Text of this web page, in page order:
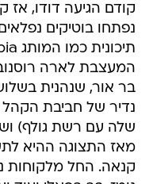
קודם הגיעה דודו, אז
נפתחו בוטיקים
המעצבת לארה
בר אור, שנהנית
נדיר של חביבת הקהל
שלה עם רשת גולף)
מאז התצוגה ההיא
קנאה. החל מלקוחות